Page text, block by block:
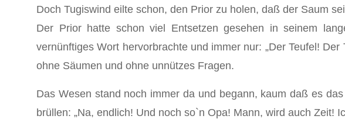
Doch Tugiswind eilte schon, den Prior zu holen, daß der Saum
Der Prior hatte schon viel Entsetzen gesehen in seinem
vernünftiges Wort hervorbrachte und immer nur: „Der Teufel!
ohne Säumen und ohne unnützes Fragen.
Das Wesen stand noch immer da und begann, kaum daß es
brüllen: „Na, endlich! Und noch so`n Opa! Mann, wird auch Zeit!